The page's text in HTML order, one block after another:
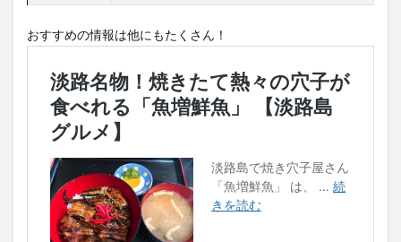
おすすめの情報は他にもたくさん！